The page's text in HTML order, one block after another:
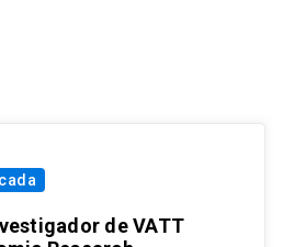
de VATT